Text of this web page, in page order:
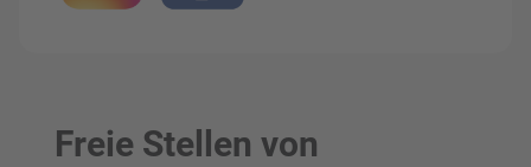
Freie Stellen von